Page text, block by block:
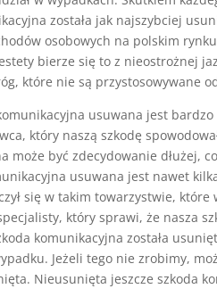
została jak najszybciej
osobowych na polskim
bierze się to z nieostrożnej
które nie są przystosowywane
usuwana jest
który naszą szkodę
być zdecydowanie dłużej,
usuwana jest nawet
się w takim towarzystwie, które
który sprawi, że nasza
komunikacyjna została
Jeżeli tego nie zrobimy,
Nieusunięta jeszcze szkoda